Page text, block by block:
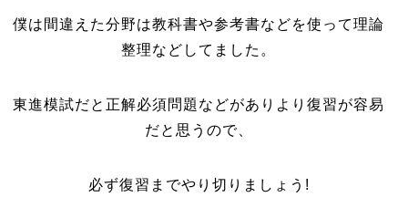
僕は間違えた分野は教科書や参考書などを使って理論
整理などしてました。
東進模試だと正解必須問題などがありより復習が容易
だと思うので、
必ず復習までやり切りましょう!